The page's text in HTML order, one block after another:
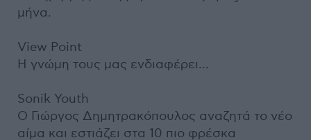
μήνα.
View Point
Η γνώμη τους μας ενδιαφέρει...
Sonik Youth
Ο Γιώργος Δημητρακόπουλος αναζητά το νέο
αίμα και εστιάζει στα 10 πιο φρέσκα